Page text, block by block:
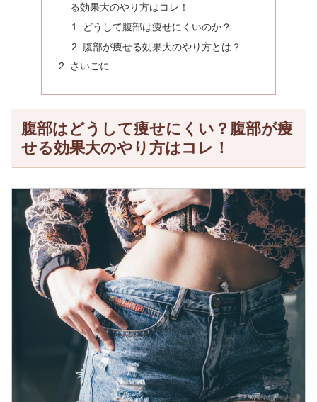
る効果大のやり方はコレ！
どうして腹部は痩せにくいのか？
腹部が痩せる効果大のやり方とは？
さいごに
腹部はどうして痩せにくい？腹部が痩
せる効果大のやり方はコレ！